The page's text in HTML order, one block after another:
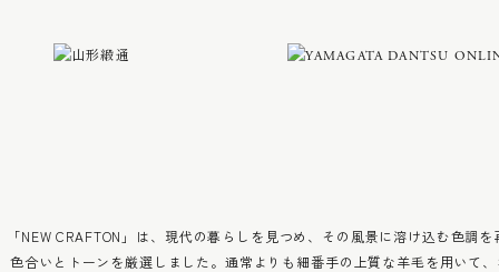
「NEW CRAFTON」は、現代の暮らしを見つめ、その風景に溶け込む色
色合いとトーンを厳選しました。通常よりも細番手の上質な羊毛を用いて